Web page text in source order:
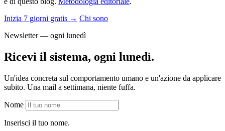
Inizia 7 giorni gratis → Chi sono
Newsletter — ogni lunedì
Ricevi il sistema, ogni lunedì.
Un'idea concreta sul comportamento umano e un'azione da applicare
subito. Una mail a settimana, niente fuffa.
Nome
Inserisci il tuo nome.